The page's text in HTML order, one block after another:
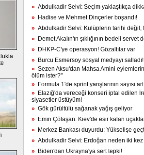
» Abdulkadir Selvi: Seçim yaklaştıkça
» Hadise ve Mehmet Dinçerler boşandı!
» Abdulkadir Selvi: Kulüplerin tarihi değil,
» Demet Akalın'ın şıklığının bedeli servet
» DHKP-C'ye operasyon! Gözaltılar var
» Burcu Esmersoy sosyal medyayı salladı!
» Sezen Aksu'dan Mahsa Amini
ölüm ister?"
» Formula 1'de sprint yarışlarının sayısı
» Elazığ'da vereceği konseri iptal edilen
siyasetler üstüyüm!
» Gök gürültülü sağanak yağış geliyor
» Emin Çölaşan: Kiev'de esir kalan
» Merkez Bankası duyurdu: Yükselişe
» Abdulkadir Selvi: Erdoğan neden iki
» Biden'dan Ukrayna'ya sert tepki!